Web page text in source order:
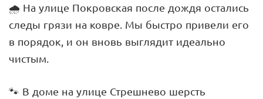
🌧️ На улице Покровская после дождя остались
следы грязи на ковре. Мы быстро привели его
в порядок, и он вновь выглядит идеально
чистым.
🐾 В доме на улице Стрешнево шерсть